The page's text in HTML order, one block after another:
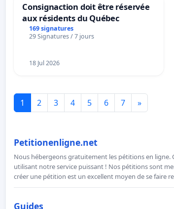
Consignaction doit être réservée
aux résidents du Québec
169 signatures
29 Signatures / 7 jours
18 Jul 2026
1 2 3 4 5 6 7 »
Petitionenligne.net
Nous hébergeons gratuitement les pétitions en ligne.
utilisant notre service puissant ! Nos pétitions sont
créer une pétition est un excellent moyen de se faire
Guides